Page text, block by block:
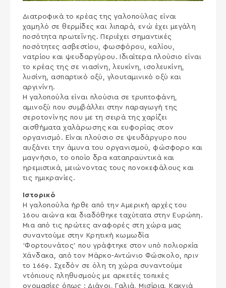
Διατροφικά το κρέας της γαλοπούλας είναι
χαμηλό σε θερμίδες και λιπαρά, ενώ έχει μεγάλη
ποσότητα πρωτεΐνης. Περιέχει σημαντικές
ποσότητες ασβεστίου, φωσφόρου, καλίου,
νατρίου και ψευδαργύρου. Ιδιαίτερα πλούσιο είναι
το κρέας της σε νιασίνη, λευκίνη, ισολευκίνη,
λυσίνη, ασπαρτικό οξύ, γλουταμινικό οξύ και
αργινίνη.
Η γαλοπούλα είναι πλούσια σε τρυπτοφάνη,
αμινοξύ που συμβάλλει στην παραγωγή της
σεροτονίνης που με τη σειρά της χαρίζει
αισθήματα χαλάρωσης και ευφορίας στον
οργανισμό. Είναι πλούσιο σε ψευδάργυρο που
αυξάνει την άμυνα του οργανισμού, φώσφορο και
μαγνήσιο, το οποίο δρα καταπραϋντικά και
ηρεμιστικά, μειώνοντας τους πονοκεφάλους και
τις ημικρανίες.
Ιστορικό
Η γαλοπούλα ήρθε από την Αμερική αρχές του
16ου αιώνα και διαδόθηκε ταχύτατα στην Ευρώπη.
Μια από τις πρώτες αναφορές στη χώρα μας
συναντούμε στην Κρητική κωμωδία
‘Φορτουνάτος’ που γράφτηκε στον υπό πολιορκία
Χάνδακα, από τον Μάρκο-Αντώνιο Φώσκολο, πριν
το 1669. Σχεδόν σε όλη τη χώρα συναντούμε
ντόπιους πληθυσμούς με αρκετές τοπικές
ονομασίες όπως : Διάνοι, Γαλιά, Μισίρια, Κακνιά